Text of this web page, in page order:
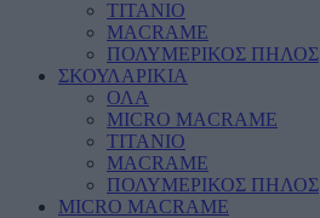
ΤΙΤΑΝΙΟ
MACRAME
ΠΟΛΥΜΕΡΙΚΟΣ ΠΗΛΟΣ
ΣΚΟΥΛΑΡΙΚΙΑ
ΟΛΑ
MICRO MACRAME
ΤΙΤΑΝΙΟ
MACRAME
ΠΟΛΥΜΕΡΙΚΟΣ ΠΗΛΟΣ
MICRO MACRAME